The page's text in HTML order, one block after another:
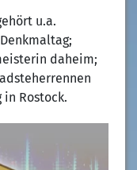
u.a.
daheim;
in Rostock.